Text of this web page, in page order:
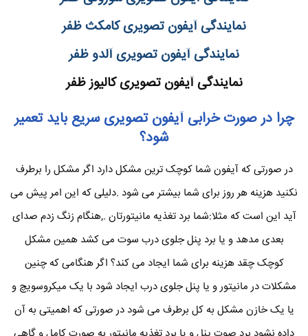
نمایندگی آیفون تصویری کامکث ظفر
نمایندگی آیفون تصویری آلدو ظفر
نمایندگی آیفون تصویری کالیوز ظفر
چرا در صورت خرابی آیفون تصویری سریع باید تعمیر
شود؟
در صورتی که آیفون شما کوچک ترین مشکل دارد اگر مشکل را برطرف
نکنید هزینه هر روز برای شما بیشتر می شود .دلیلی که این امر پیش می
آید این است که مثلا:شما برد تغذیه مانیتورتان .,هنگام زنگ زدم صدای
بعدی مدهد و یا برد پنل جلوی درب سوت می کشد همین مشکل
کوچک چقد هزینه برای شما ایجاد می کند؟ اگر هنگامی که چنین
مشکلات در مانیتور و یا پنل جلوی درب ایجاد شود با یک میکروسویچ و
یا یک خازن مشکل به کل برطرف می شود در صورتی که اهمیتی به آن